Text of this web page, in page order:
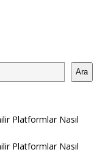
Ara
Platformlar Nasıl
Platformlar Nasıl